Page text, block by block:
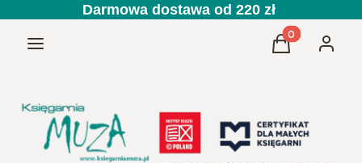
Darmowa dostawa od 220 zł
Menu Produkty w
Koszyk